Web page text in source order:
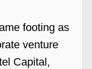
footing as
venture
Capital,